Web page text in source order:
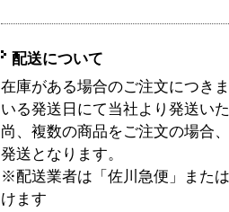
配送について
在庫がある場合のご注文につき
いる発送日にて当社より発送い
尚、複数の商品をご注文の場合
発送となります。
※配送業者は「佐川急便」また
けます